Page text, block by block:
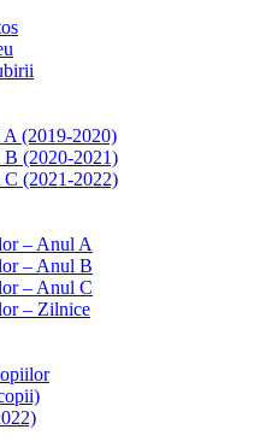
(2019-2020)
(2020-2021)
(2021-2022)
– Anul A
– Anul B
– Anul C
– Zilnice